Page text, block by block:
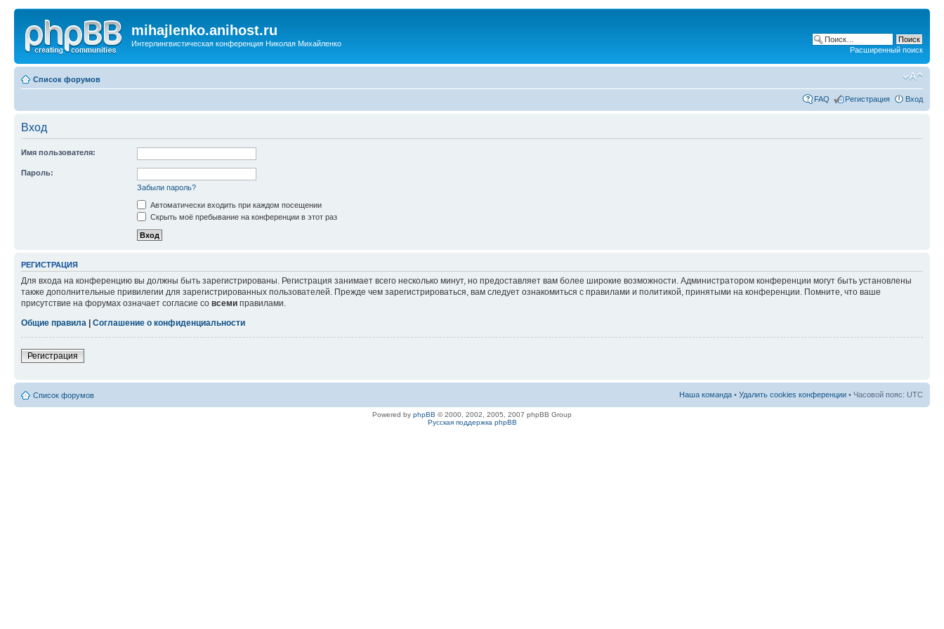
mihajlenko.anihost.ru
Интерлингвистическая конференция Николая Михайленко
Расширенный поиск
Список форумов
FAQ Регистрация Вход
Вход
Имя пользователя:
Пароль:
Забыли пароль?
Автоматически входить при каждом посещении
Скрыть моё пребывание на конференции в этот раз
РЕГИСТРАЦИЯ
Для входа на конференцию вы должны быть зарегистрированы. Регистрация занимает всего несколько минут, но предоставляет вам более широкие возможности. Администратором конференции могут быть установлены
также дополнительные привилегии для зарегистрированных пользователей. Прежде чем зарегистрироваться, вам следует ознакомиться с правилами и политикой, принятыми на конференции. Помните, что ваше
присутствие на форумах означает согласие со всеми правилами.
Общие правила
Соглашение о конфиденциальности
Регистрация
Список форумов Наша команда • Удалить cookies конференции • Часовой пояс: UTC
Powered by phpBB © 2000, 2002, 2005, 2007 phpBB Group
Русская поддержка phpBB